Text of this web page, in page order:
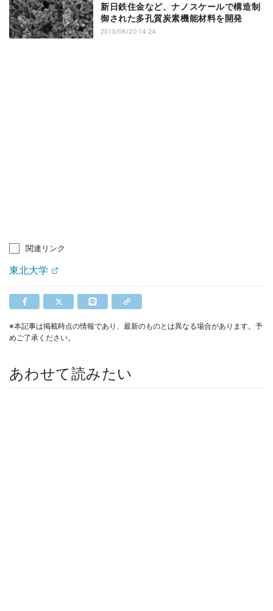
新日鉄住金など、ナノスケールで構造制
御された多孔質炭素機能材料を開発
2013/06/20 14:24
関連リンク
東北大学
※本記事は掲載時点の情報であり、最新のものとは異なる場合があります。予
めご了承ください。
あわせて読みたい